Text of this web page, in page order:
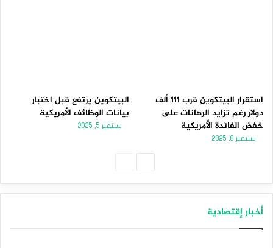
استقرار البيتكوين قرب 111 ألف
دولار رغم تزايد الرهانات على
خفض الفائدة الأمريكية
سبتمبر 8, 2025
البيتكوين يرتفع قبل اختبار
بيانات الوظائف الأمريكية
سبتمبر 5, 2025
أخبار إقتصادية